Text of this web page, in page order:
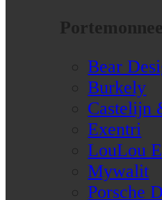
Bear
Burkely
Castelijn
Exentri
LouLou
Mywalit
Porsche